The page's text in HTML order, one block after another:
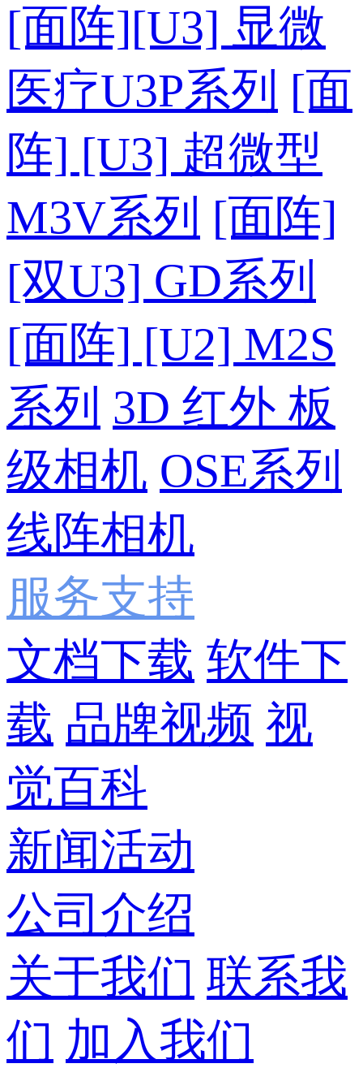
[面阵][U3] 显微
医疗U3P系列 [面
阵] [U3] 超微型
M3V系列 [面阵]
[双U3] GD系列
[面阵] [U2] M2S
系列 3D 红外 板
级相机 OSE系列
线阵相机
服务支持
文档下载 软件下
载 品牌视频 视
觉百科
新闻活动
公司介绍
关于我们 联系我
们 加入我们